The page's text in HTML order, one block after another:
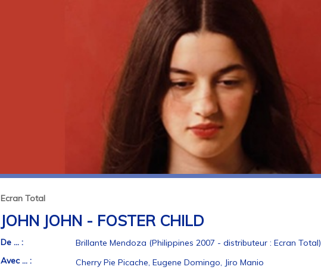
Ecran Total
JOHN JOHN - FOSTER CHILD
De ... :
Brillante Mendoza (Philippines 2007 - distributeur : Ecran Total)
Avec ... :
Cherry Pie Picache, Eugene Domingo, Jiro Manio